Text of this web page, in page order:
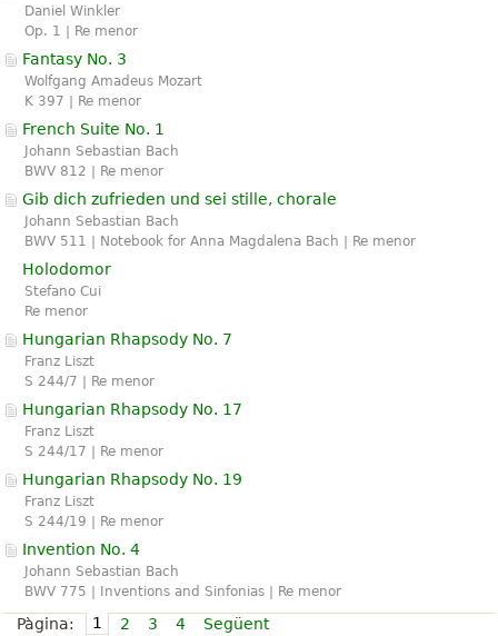
Daniel Winkler
Op. 1 | Re menor
Fantasy No. 3
Wolfgang Amadeus Mozart
K 397 | Re menor
French Suite No. 1
Johann Sebastian Bach
BWV 812 | Re menor
Gib dich zufrieden und sei stille, chorale
Johann Sebastian Bach
BWV 511 | Notebook for Anna Magdalena Bach | Re menor
Holodomor
Stefano Cui
Re menor
Hungarian Rhapsody No. 7
Franz Liszt
S 244/7 | Re menor
Hungarian Rhapsody No. 17
Franz Liszt
S 244/17 | Re menor
Hungarian Rhapsody No. 19
Franz Liszt
S 244/19 | Re menor
Invention No. 4
Johann Sebastian Bach
BWV 775 | Inventions and Sinfonias | Re menor
Pàgina: 1 2 3 4 Següent